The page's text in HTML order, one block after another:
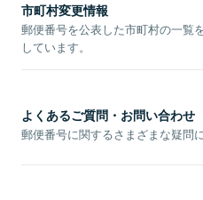
市町村変更情報
郵便番号を公表した市町村の一覧
しています。
よくあるご質問・お問い合わせ
郵便番号に関するさまざまな疑問